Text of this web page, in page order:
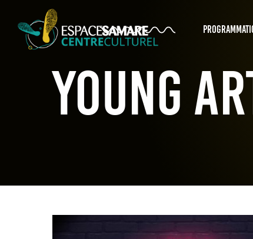
Young